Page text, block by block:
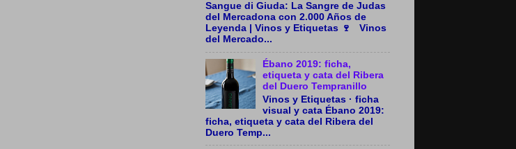
Sangue di Giuda: La Sangre de Judas
del Mercadona con 2.000 Años de
Leyenda | Vinos y Etiquetas 🍷 Vinos
del Mercado...
Ébano 2019: ficha,
etiqueta y cata del Ribera
del Duero Tempranillo
Vinos y Etiquetas · ficha
visual y cata Ébano 2019:
ficha, etiqueta y cata del Ribera del
Duero Temp...